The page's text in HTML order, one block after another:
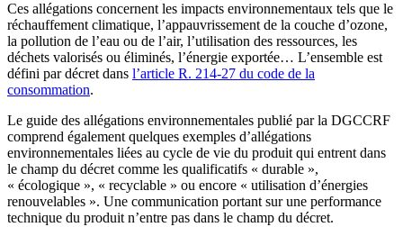
Ces allégations concernent les impacts environnementaux tels que le
réchauffement climatique, l’appauvrissement de la couche d’ozone,
la pollution de l’eau ou de l’air, l’utilisation des ressources, les
déchets valorisés ou éliminés, l’énergie exportée… L’ensemble est
défini par décret dans l’article R. 214-27 du code de la
consommation.
Le guide des allégations environnementales publié par la DGCCRF
comprend également quelques exemples d’allégations
environnementales liées au cycle de vie du produit qui entrent dans
le champ du décret comme les qualificatifs « durable »,
« écologique », « recyclable » ou encore « utilisation d’énergies
renouvelables ». Une communication portant sur une performance
technique du produit n’entre pas dans le champ du décret.